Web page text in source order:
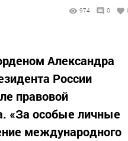
974 0
Александра
России
правовой
«За особые личные
международного